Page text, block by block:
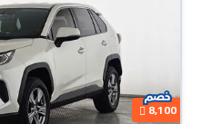
8,100